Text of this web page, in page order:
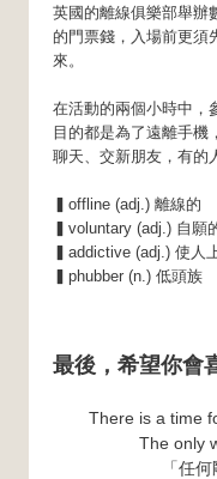
英國的離線俱樂部舉辦
的門票錢，入場前更須
來。
在活動的兩個小時中，
目的都是為了遠離手機
聊天、交新朋友，有的
▍offline (adj.) 離線的
▍voluntary (adj.) 自願
▍addictive (adj.) 使人
▍phubber (n.) 低頭族
最後，希望你會
There is a time
The only
「任